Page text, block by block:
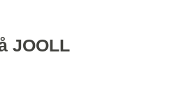
JOOLL